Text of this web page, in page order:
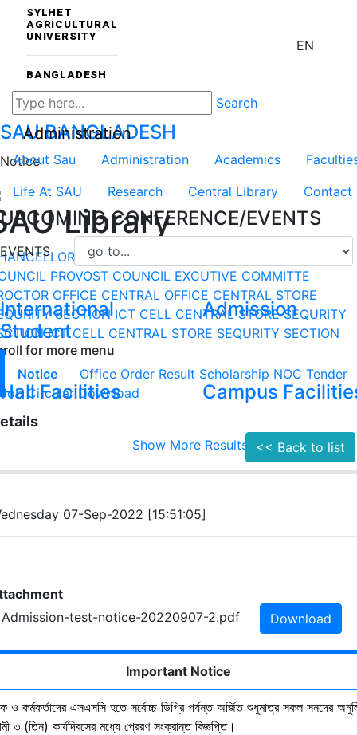
SYLHET
AGRICULTURAL
UNIVERSITY
BANGLADESH
EN
Search
SAUBANGLADESH
About Sau Administration Academics
Life At SAU
Research Central Library Contact
UPCOMING CONFERENCE/EVENTS
EVENTS
International
Student
Admission
Hall Facilities Campus
Show More Results
Administration
Notice
Library
VICE-CHANCELLOR
PROVOST COUNCIL EXCUTIVE COMMITTE
OFFICE CENTRAL OFFICE CENTRAL STORE
SECTION ICT CELL CENTRAL STORE SEQURITY
ICT CELL CENTRAL STORE SEQURITY SECTION
for more menu
Notice
Office Order Result Scholarship NOC Tender
Job Circular Download
<< Back to list
07-Sep-2022 [15:51:05]
Admission-test-notice-20220907-2.pdf
Download
Important Notice
ও কর্মকর্তাদের এসএসসি হতে সর্বোচ্চ ডিগ্রি পর্যন্ত অর্জিত শুধুমাত্র সকল সনদের
৩ (তিন) কার্যদিবসের মধ্যে প্রেরণ সংক্রান্ত বিজ্ঞপ্তি।